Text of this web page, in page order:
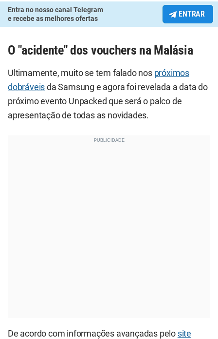
Entra no nosso canal Telegram
e recebe as melhores ofertas
ENTRAR
O "acidente" dos vouchers na Malásia
Ultimamente, muito se tem falado nos próximos
dobráveis da Samsung e agora foi revelada a data do
próximo evento Unpacked que será o palco de
apresentação de todas as novidades.
De acordo com informações avançadas pelo site